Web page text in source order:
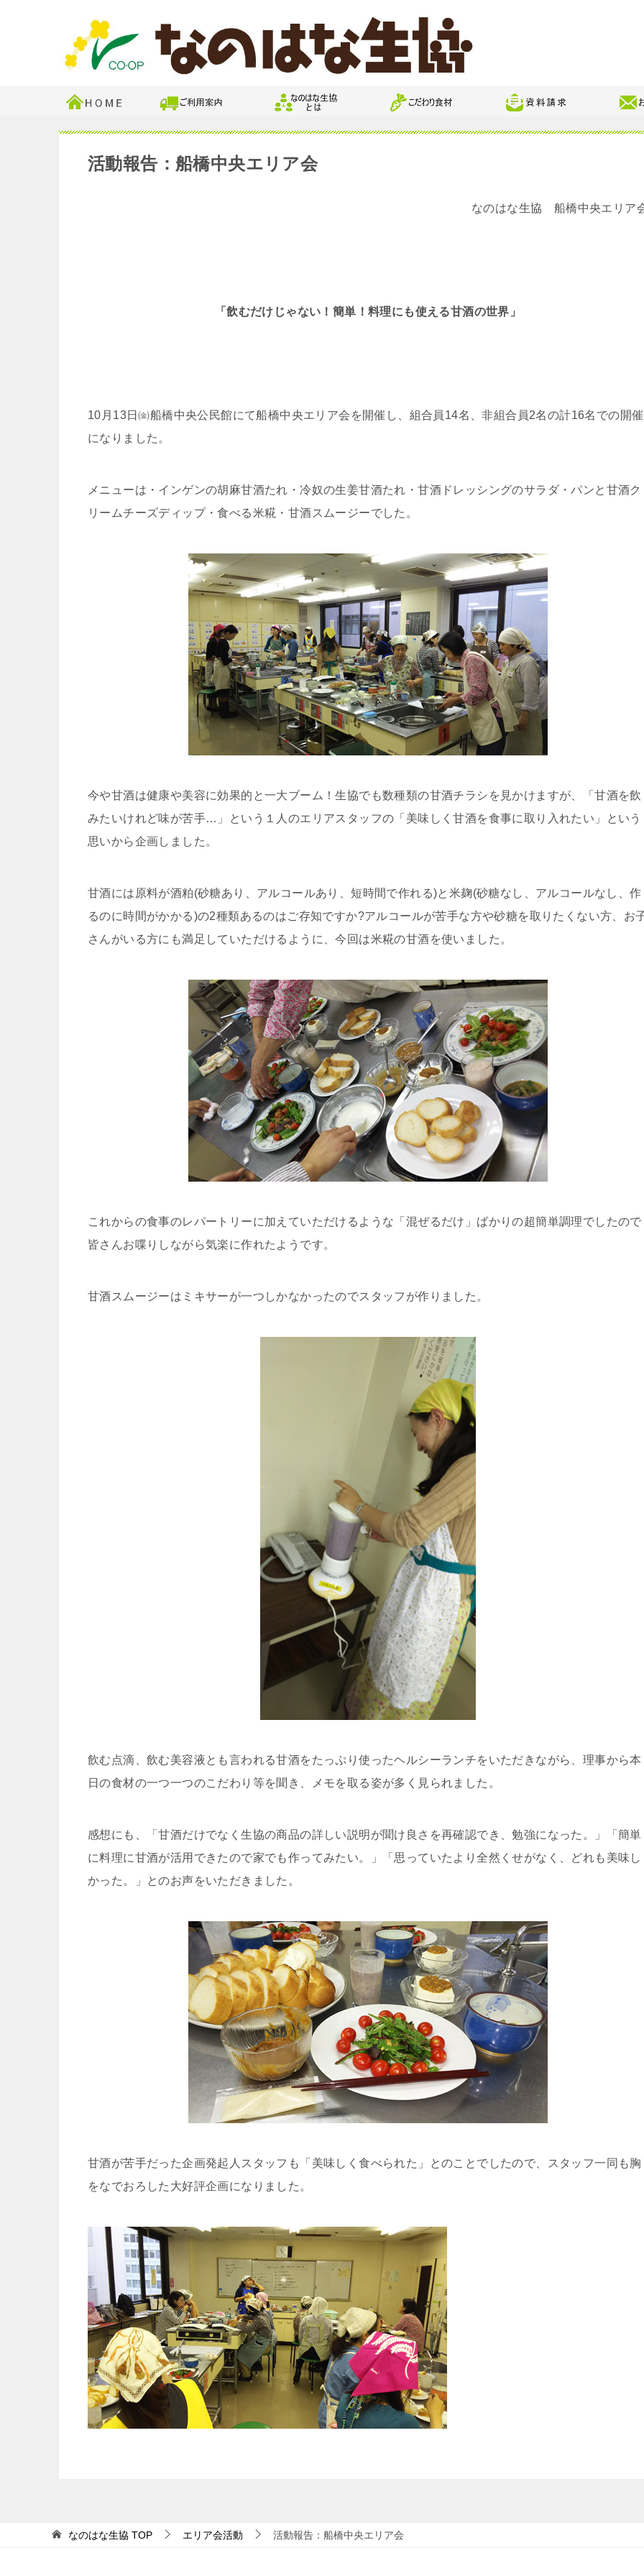
活動報告：船橋中央エリア会
なのはな生協 船橋中央エリア
「飲むだけじゃない！簡単！料理にも使える甘酒の世界」
10月13日㈮船橋中央公民館にて船橋中央エリア会を開催し、組合員14名、非組合員2名の計16名での開催
になりました。
メニューは・インゲンの胡麻甘酒たれ・冷奴の生姜甘酒たれ・甘酒ドレッシングのサラダ・パンと甘酒ク
リームチーズディップ・食べる米糀・甘酒スムージーでした。
今や甘酒は健康や美容に効果的と一大ブーム！生協でも数種類の甘酒チラシを見かけますが、「甘酒を飲
みたいけれど味が苦手…」という１人のエリアスタッフの「美味しく甘酒を食事に取り入れたい」という
思いから企画しました。
甘酒には原料が酒粕(砂糖あり、アルコールあり、短時間で作れる)と米麹(砂糖なし、アルコールなし、作
るのに時間がかかる)の2種類あるのはご存知ですか?アルコールが苦手な方や砂糖を取りたくない方、お
さんがいる方にも満足していただけるように、今回は米糀の甘酒を使いました。
これからの食事のレパートリーに加えていただけるような「混ぜるだけ」ばかりの超簡単調理でしたので
皆さんお喋りしながら気楽に作れたようです。
甘酒スムージーはミキサーが一つしかなかったのでスタッフが作りました。
飲む点滴、飲む美容液とも言われる甘酒をたっぷり使ったヘルシーランチをいただきながら、理事から本
日の食材の一つ一つのこだわり等を聞き、メモを取る姿が多く見られました。
感想にも、「甘酒だけでなく生協の商品の詳しい説明が聞け良さを再確認でき、勉強になった。」「簡単
に料理に甘酒が活用できたので家でも作ってみたい。」「思っていたより全然くせがなく、どれも美味し
かった。」とのお声をいただきました。
甘酒が苦手だった企画発起人スタッフも「美味しく食べられた」とのことでしたので、スタッフ一同も胸
をなでおろした大好評企画になりました。
なのはな生協 TOP エリア会活動 活動報告：船橋中央エリア会